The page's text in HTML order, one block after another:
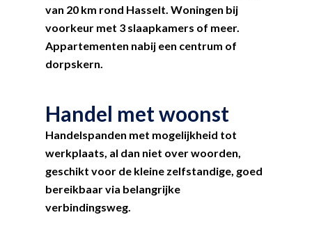
van 20 km rond Hasselt. Woningen bij
voorkeur met 3 slaapkamers of meer.
Appartementen nabij een centrum of
dorpskern.
Handel met woonst
Handelspanden met mogelijkheid tot
werkplaats, al dan niet over woorden,
geschikt voor de kleine zelfstandige, goed
bereikbaar via belangrijke
verbindingsweg.